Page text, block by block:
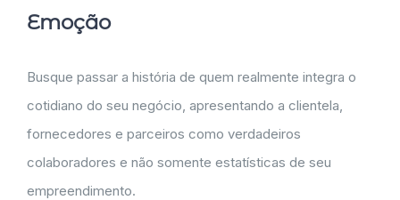
Emoção
Busque passar a história de quem realmente integra o
cotidiano do seu negócio, apresentando a clientela,
fornecedores e parceiros como verdadeiros
colaboradores e não somente estatísticas de seu
empreendimento.